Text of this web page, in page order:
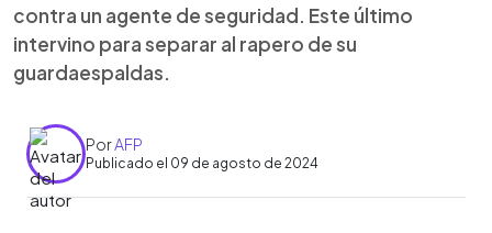
contra un agente de seguridad. Este último
intervino para separar al rapero de su
guardaespaldas.
PorAFP
Publicado el 09 de agosto de 2024